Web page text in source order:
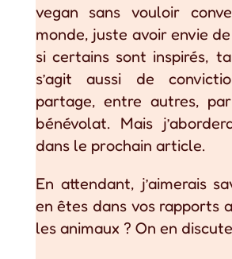
vegan sans vouloir
monde, juste avoir envie
si certains sont inspirés,
s’agit aussi de
partage, entre autres,
bénévolat. Mais
dans le prochain article.
En attendant, j’aimerais
en êtes dans vos rapports
les animaux ? On en